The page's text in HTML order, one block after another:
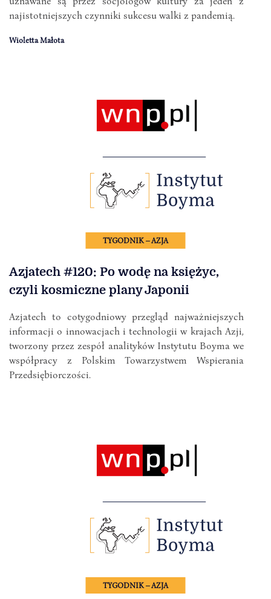
najistotniejszych czynniki sukcesu walki z pandemią.
Wioletta Małota
TYGODNIK – AZJA
Azjatech #120: Po wodę na księżyc,
czyli kosmiczne plany Japonii
Azjatech to cotygodniowy przegląd najważniejszych
informacji o innowacjach i technologii w krajach Azji,
tworzony przez zespół analityków Instytutu Boyma we
współpracy z Polskim Towarzystwem Wspierania
Przedsiębiorczości.
TYGODNIK – AZJA